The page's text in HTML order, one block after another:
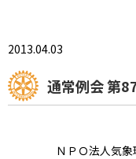
2013.04.03
通常例会 第
ＮＰＯ法人気